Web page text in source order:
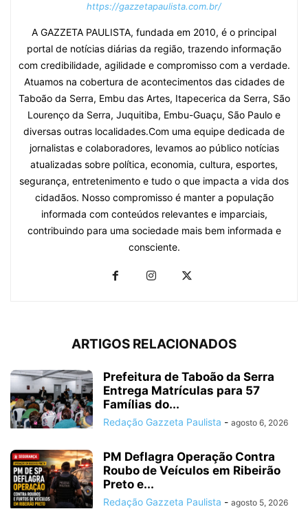
https://gazzetapaulista.com.br/
A GAZZETA PAULISTA, fundada em 2010, é o principal
portal de notícias diárias da região, trazendo informação
com credibilidade, agilidade e compromisso com a verdade.
Atuamos na cobertura de acontecimentos das cidades de
Taboão da Serra, Embu das Artes, Itapecerica da Serra, São
Lourenço da Serra, Juquitiba, Embu-Guaçu, São Paulo e
diversas outras localidades.Com uma equipe dedicada de
jornalistas e colaboradores, levamos ao público notícias
atualizadas sobre política, economia, cultura, esportes,
segurança, entretenimento e tudo o que impacta a vida dos
cidadãos. Nosso compromisso é manter a população
informada com conteúdos relevantes e imparciais,
contribuindo para uma sociedade mais bem informada e
consciente.
ARTIGOS RELACIONADOS
Prefeitura de Taboão da Serra
Entrega Matrículas para 57
Famílias do...
Redação Gazzeta Paulista - agosto 6, 2026
PM Deflagra Operação Contra
Roubo de Veículos em Ribeirão
Preto e...
Redação Gazzeta Paulista - agosto 5, 2026